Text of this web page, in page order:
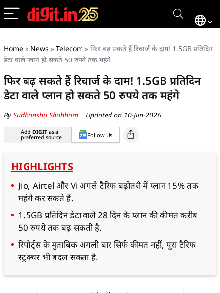
Home » News » Telecom » फिर बढ़ सकते हैं रिचार्ज के दाम! 1.5GB प्रतिदिन
डेटा वाले प्लान हो सकते 50 रुपये तक महंगे
फिर बढ़ सकते हैं रिचार्ज के दाम! 1.5GB प्रतिदिन
डेटा वाले प्लान हो सकते 50 रुपये तक महंगे
By Sudhanshu Shubham | Updated on 10-Jun-2026
Add DIGIT as a
preferred source Follow Us
HIGHLIGHTS
Jio, Airtel और Vi अगले टैरिफ बढ़ोतरी में प्लान 15% तक
महंगे कर सकते हैं.
1.5GB प्रतिदिन डेटा वाले 28 दिन के प्लान की कीमत करीब
50 रुपये तक बढ़ सकती है.
रिपोर्ट्स के मुताबिक अगली बार सिर्फ कीमत नहीं, पूरा टैरिफ
स्ट्रक्चर भी बदल सकता है.